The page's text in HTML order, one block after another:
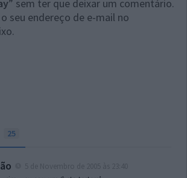
” sem ter que deixar um comentário.
seu endereço de e-mail no
25